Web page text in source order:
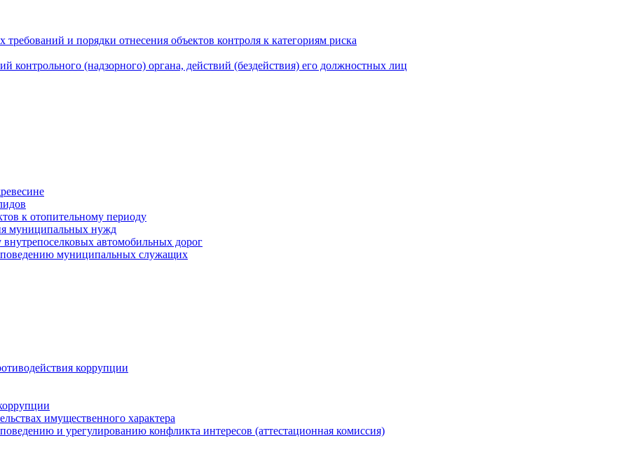
и порядки отнесения объектов контроля к категориям риска
контрольного (надзорного) органа, действий (бездействия) его должностных лиц
к отопительному периоду
муниципальных нужд
автомобильных дорог
муниципальных служащих
коррупции
имущественного характера
и урегулированию конфликта интересов (аттестационная комиссия)